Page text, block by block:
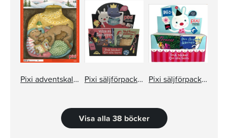
Pixi adventskalender – Maria Nilsson Thore Pixi säljförpackning serie 248 Pixi säljförpackning serie 249
Visa alla 38 böcker